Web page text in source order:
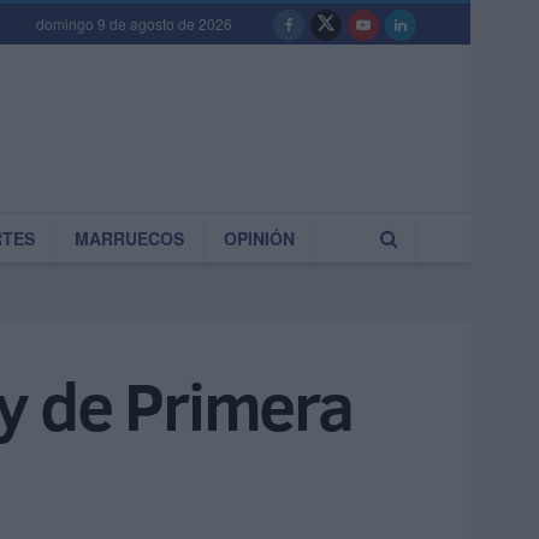
domingo 9 de agosto de 2026
MARRUECOS OPINIÓN
de Primera